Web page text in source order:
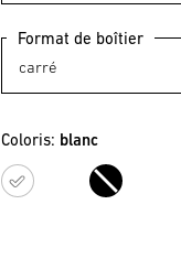
Format de boîtier
Coloris: blanc
blanc noir